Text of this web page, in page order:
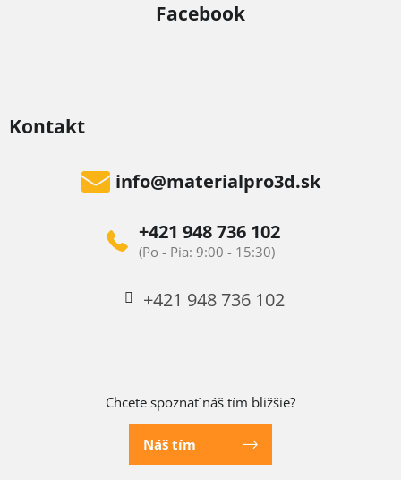
Kontakt
info@materialpro3d.sk
+421 948 736 102
+421 948 736 102
Chcete spoznať náš tím bližšie?
Náš tím
Facebook